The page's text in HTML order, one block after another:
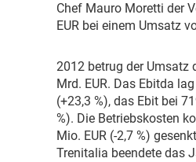
Chef Mauro Moretti der
EUR bei einem Umsatz
2012 betrug der Umsatz
Mrd. EUR. Das Ebitda
(+23,3 %), das Ebit bei
%). Die Betriebskosten
Mio. EUR (-2,7 %)
Trenitalia beendete das